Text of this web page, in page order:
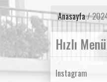
Anasayfa/
Hızlı Menü
Instagram